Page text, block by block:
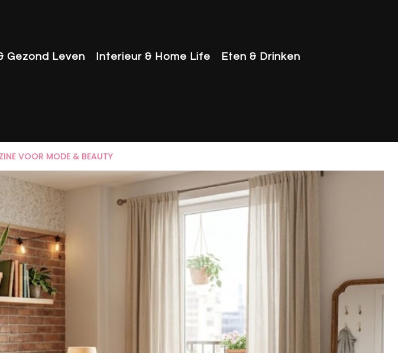
Gezond Leven Interieur & Home Life Eten & Drinken
VOOR MODE & BEAUTY